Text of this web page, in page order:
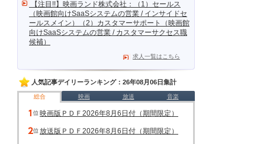
【注目!!】映画ランド株式会社：（1）セールス
（映画館向けSaaSシステムの営業 / インサイドセ
ールスメイン）（2）カスタマーサポート（映画館
向けSaaSシステムの営業 / カスタマーサクセス職
候補）
求人一覧はこちら
人気記事デイリーランキング：26年08月06日集計
総合 映画 放送 音楽
映画版ＰＤＦ2026年8月6日付（期間限定）
放送版ＰＤＦ2026年8月6日付（期間限定）